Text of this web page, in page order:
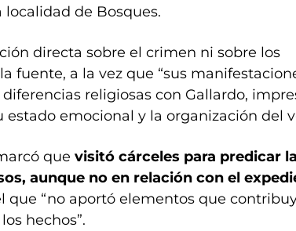
de Bosques.
directa sobre el crimen ni sobre los
fuente, a la vez que “sus
religiosas con Gallardo,
estado emocional y la organización del
que visitó cárceles para predicar
aunque no en relación con el
que “no aportó elementos que
hechos”.